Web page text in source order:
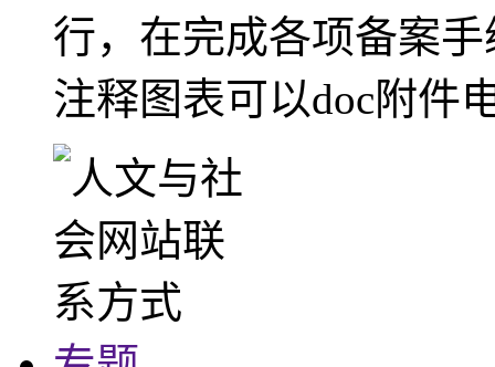
行，在完成各项备案
注释图表可以doc附件